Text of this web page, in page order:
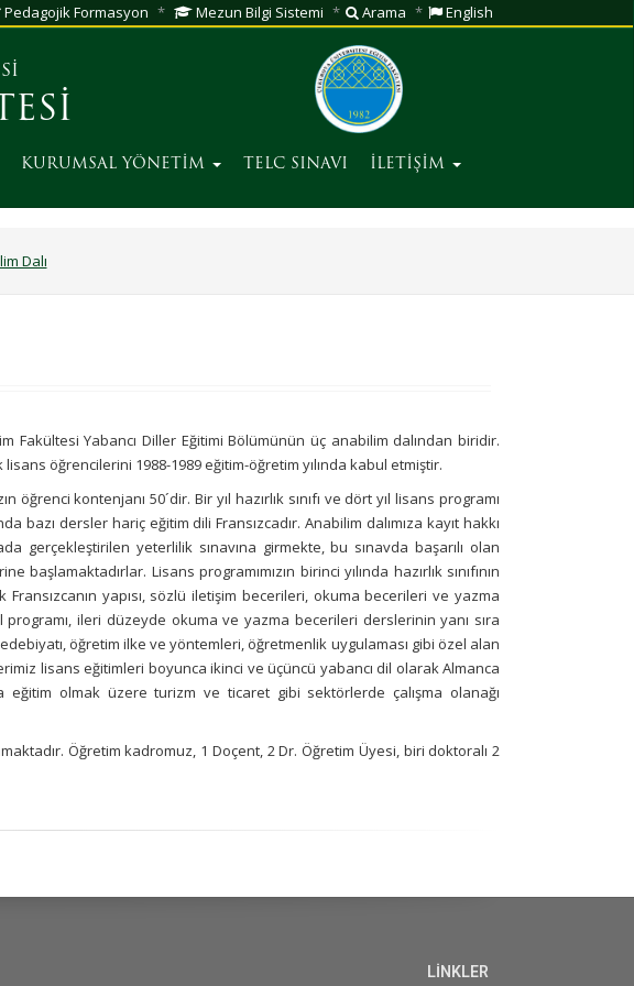
Pedagojik Formasyon Mezun Bilgi Sistemi Arama English
KURUMSAL YÖNETİM TELC SINAVI İLETİŞİM
Dalı
Fakültesi Yabancı Diller Eğitimi Bölümünün üç anabilim dalından biridir.
lisans öğrencilerini 1988-1989 eğitim-öğretim yılında kabul etmiştir.
öğrenci kontenjanı 50´dir. Bir yıl hazırlık sınıfı ve dört yıl lisans programı
bazı dersler hariç eğitim dili Fransızcadır. Anabilim dalımıza kayıt hakkı
gerçekleştirilen yeterlilik sınavına girmekte, bu sınavda başarılı olan
başlamaktadırlar. Lisans programımızın birinci yılında hazırlık sınıfının
yapısı, sözlü iletişim becerileri, okuma becerileri ve yazma
ileri düzeyde okuma ve yazma becerileri derslerinin yanı sıra
öğretim ilke ve yöntemleri, öğretmenlik uygulaması gibi özel alan
lisans eğitimleri boyunca ikinci ve üçüncü yabancı dil olarak Almanca
eğitim olmak üzere turizm ve ticaret gibi sektörlerde çalışma olanağı
Öğretim kadromuz, 1 Doçent, 2 Dr. Öğretim Üyesi, biri doktoralı 2
LİNKLER